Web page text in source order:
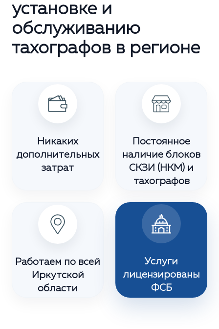
установке и
обслуживанию
тахографов в регионе
Никаких
дополнительных
затрат
Постоянное
наличие блоков
СКЗИ (НКМ) и
тахографов
Работаем по всей
Иркутской
области
Услуги
лицензированы
ФСБ